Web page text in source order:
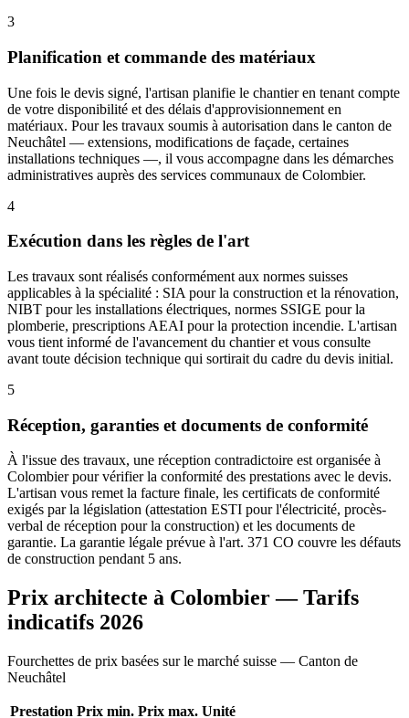
3
Planification et commande des matériaux
Une fois le devis signé, l'artisan planifie le chantier en tenant compte
de votre disponibilité et des délais d'approvisionnement en
matériaux. Pour les travaux soumis à autorisation dans le canton de
Neuchâtel — extensions, modifications de façade, certaines
installations techniques —, il vous accompagne dans les démarches
administratives auprès des services communaux de Colombier.
4
Exécution dans les règles de l'art
Les travaux sont réalisés conformément aux normes suisses
applicables à la spécialité : SIA pour la construction et la rénovation,
NIBT pour les installations électriques, normes SSIGE pour la
plomberie, prescriptions AEAI pour la protection incendie. L'artisan
vous tient informé de l'avancement du chantier et vous consulte
avant toute décision technique qui sortirait du cadre du devis initial.
5
Réception, garanties et documents de conformité
À l'issue des travaux, une réception contradictoire est organisée à
Colombier pour vérifier la conformité des prestations avec le devis.
L'artisan vous remet la facture finale, les certificats de conformité
exigés par la législation (attestation ESTI pour l'électricité, procès-
verbal de réception pour la construction) et les documents de
garantie. La garantie légale prévue à l'art. 371 CO couvre les défauts
de construction pendant 5 ans.
Prix architecte à Colombier — Tarifs
indicatifs 2026
Fourchettes de prix basées sur le marché suisse — Canton de
Neuchâtel
Prestation Prix min. Prix max. Unité